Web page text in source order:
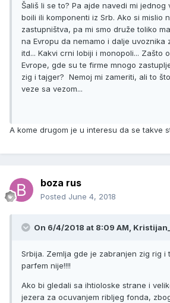
Šališ li se to? Pa ajde navedi mi jednog
boili ili komponenti iz Srb. Ako si mislio
zastupništva, pa mi smo druže toliko
na Evropu da nemamo i dalje uvoznika
itd... Kakvi crni lobiji i monopoli... Zašto
Evrope, gde su te firme mnogo
zig i tajger? Nemoj mi zameriti, ali to
veze sa vezom...
A kome drugom je u interesu da se takve
boza rus
Posted June 4, 2018
On 6/4/2018 at 8:09 AM,
Srbija. Zemlja gde je zabranjen zig rig i
parfem nije!!!!
Ako bi gledali sa ihtioloske strane i
jezera za ocuvanjem ribljeg fonda,